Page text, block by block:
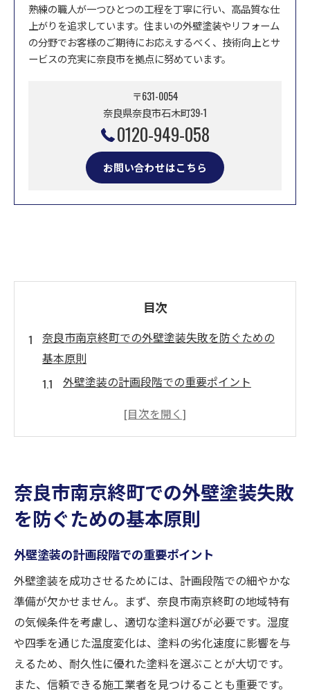
熟練の職人が一つひとつの工程を丁寧に行い、高品質な仕
上がりを追求しています。住まいの外壁塗装やリフォーム
の分野でお客様のご期待にお応えするべく、技術向上とサ
ービスの充実に奈良市を拠点に努めています。
〒631-0054
奈良県奈良市石木町39-1
0120-949-058
お問い合わせはこちら
目次
奈良市南京終町での外壁塗装失敗を防ぐための
基本原則
外壁塗装の計画段階での重要ポイント
予算設定とその管理方法
外壁塗装の失敗を防ぐためのスケジュール
管理
ップ
奈良市での業者選びの基本基準
契約前に確認すべき業者の評判と実績
見積もり依頼で確認すべきポイント
契約前に交わすべき重要事項とその確認方
法
奈良市南京終町での外壁塗装失敗
を防ぐための基本原則
外壁塗装の計画段階での重要ポイント
外壁塗装を成功させるためには、計画段階での細やかな
準備が欠かせません。まず、奈良市南京終町の地域特有
の気候条件を考慮し、適切な塗料選びが必要です。湿度
や四季を通じた温度変化は、塗料の劣化速度に影響を与
えるため、耐久性に優れた塗料を選ぶことが大切です。
また、信頼できる施工業者を見つけることも重要です。